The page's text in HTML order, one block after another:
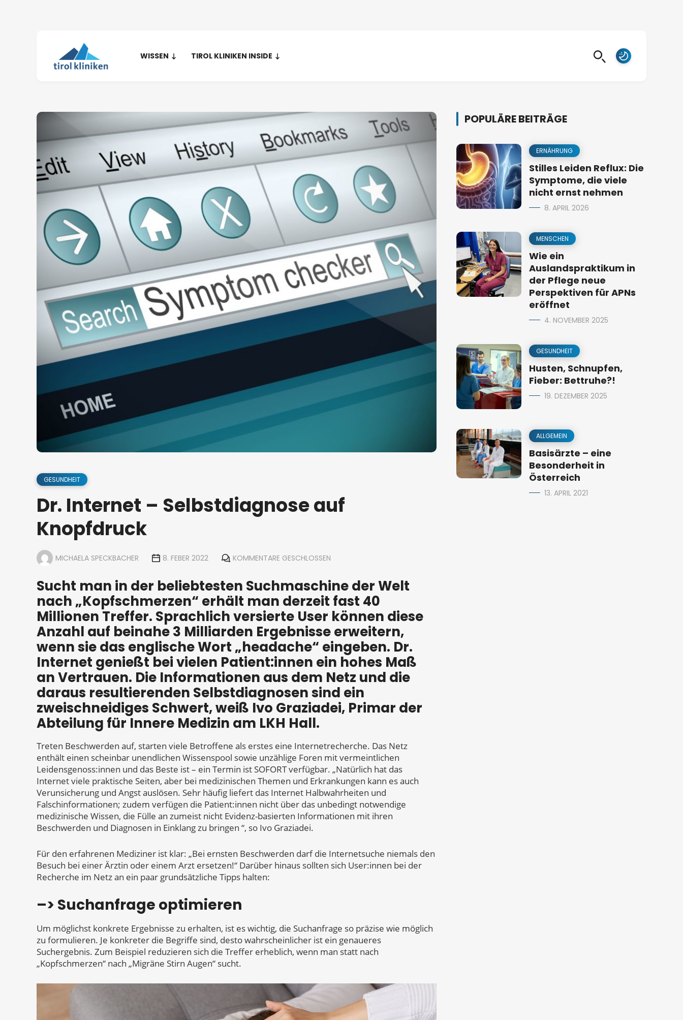
WISSEN TIROL KLINIKEN INSIDE
GESUNDHEIT
Dr. Internet – Selbstdiagnose auf
Knopfdruck
MICHAELA SPECKBACHER 8. FEBER 2022 KOMMENTARE GESCHLOSSEN
Sucht man in der beliebtesten Suchmaschine der Welt
nach „Kopfschmerzen“ erhält man derzeit fast 40
Millionen Treffer. Sprachlich versierte User können diese
Anzahl auf beinahe 3 Milliarden Ergebnisse erweitern,
wenn sie das englische Wort „headache“ eingeben. Dr.
Internet genießt bei vielen Patient:innen ein hohes Maß
an Vertrauen. Die Informationen aus dem Netz und die
daraus resultierenden Selbstdiagnosen sind ein
zweischneidiges Schwert, weiß Ivo Graziadei, Primar der
Abteilung für Innere Medizin am LKH Hall.
Treten Beschwerden auf, starten viele Betroffene als erstes eine Internetrecherche. Das Netz
enthält einen scheinbar unendlichen Wissenspool sowie unzählige Foren mit vermeintlichen
Leidensgenoss:innen und das Beste ist – ein Termin ist SOFORT verfügbar. „Natürlich hat das
Internet viele praktische Seiten, aber bei medizinischen Themen und Erkrankungen kann es auch
Verunsicherung und Angst auslösen. Sehr häufig liefert das Internet Halbwahrheiten und
Falschinformationen; zudem verfügen die Patient:innen nicht über das unbedingt notwendige
medizinische Wissen, die Fülle an zumeist nicht Evidenz-basierten Informationen mit ihren
Beschwerden und Diagnosen in Einklang zu bringen “, so Ivo Graziadei.
Für den erfahrenen Mediziner ist klar: „Bei ernsten Beschwerden darf die Internetsuche niemals den
Besuch bei einer Ärztin oder einem Arzt ersetzen!“ Darüber hinaus sollten sich User:innen bei der
Recherche im Netz an ein paar grundsätzliche Tipps halten:
–> Suchanfrage optimieren
Um möglichst konkrete Ergebnisse zu erhalten, ist es wichtig, die Suchanfrage so präzise wie möglich
zu formulieren. Je konkreter die Begriffe sind, desto wahrscheinlicher ist ein genaueres
Suchergebnis. Zum Beispiel reduzieren sich die Treffer erheblich, wenn man statt nach
„Kopfschmerzen“ nach „Migräne Stirn Augen“ sucht.
POPULÄRE BEITRÄGE
ERNÄHRUNG
Stilles Leiden Reflux: Die
Symptome, die viele
nicht ernst nehmen
8. APRIL 2026
MENSCHEN
Wie ein
Auslandspraktikum in
der Pflege neue
Perspektiven für APNs
eröffnet
4. NOVEMBER 2025
GESUNDHEIT
Husten, Schnupfen,
Fieber: Bettruhe?!
19. DEZEMBER 2025
ALLGEMEIN
Basisärzte – eine
Besonderheit in
Österreich
13. APRIL 2021